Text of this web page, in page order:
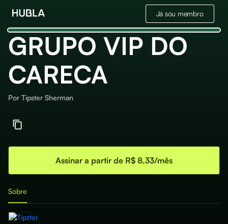
Já sou membro
GRUPO VIP DO
CARECA
Por Tipster Sherman
Assinar a partir de R$ 8,33/mês
Sobre